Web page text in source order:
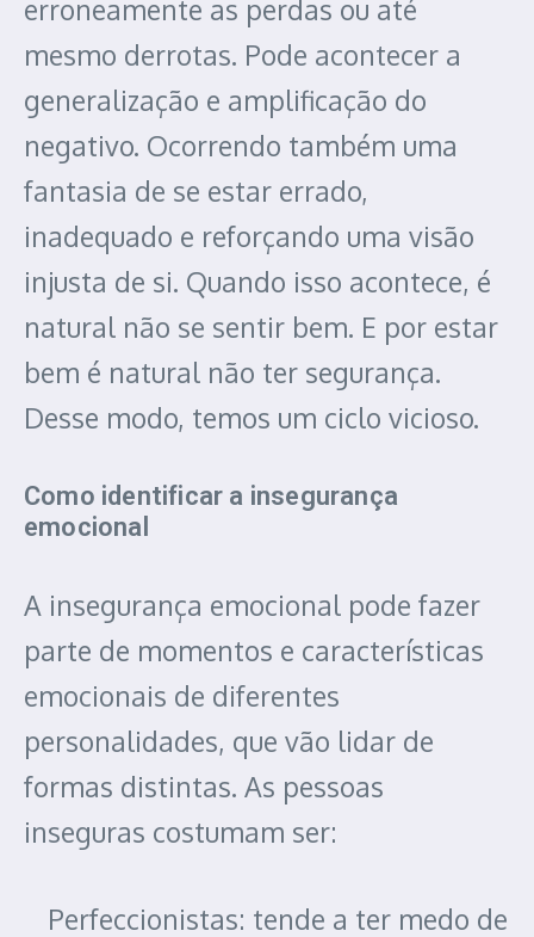
erroneamente as perdas ou até
mesmo derrotas. Pode acontecer a
generalização e amplificação do
negativo. Ocorrendo também uma
fantasia de se estar errado,
inadequado e reforçando uma visão
injusta de si. Quando isso acontece, é
natural não se sentir bem. E por estar
bem é natural não ter segurança.
Desse modo, temos um ciclo vicioso.
Como identificar a insegurança
emocional
A insegurança emocional pode fazer
parte de momentos e características
emocionais de diferentes
personalidades, que vão lidar de
formas distintas. As pessoas
inseguras costumam ser:
Perfeccionistas: tende a ter medo de